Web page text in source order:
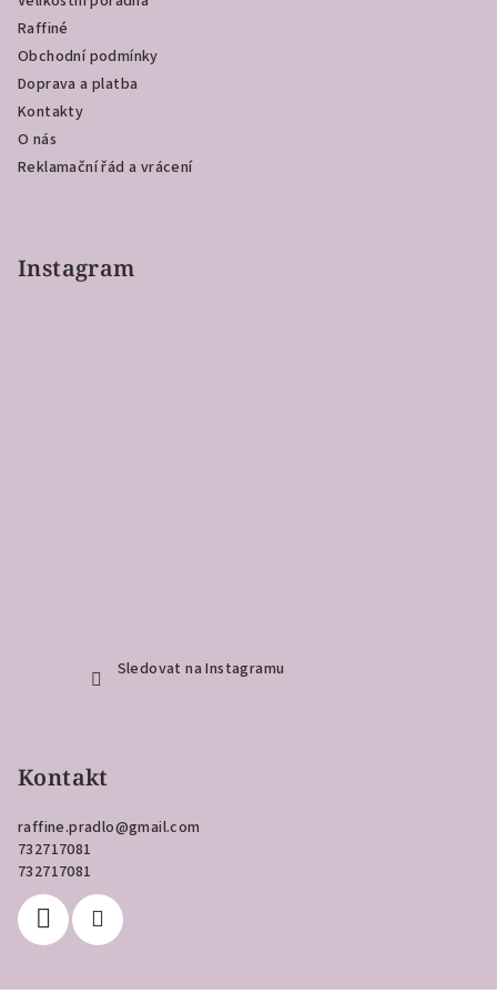
Raffiné
Obchodní podmínky
Doprava a platba
Kontakty
O nás
Reklamační řád a vrácení
Instagram
Sledovat na Instagramu
Kontakt
raffine.pradlo@gmail.com
732717081
732717081